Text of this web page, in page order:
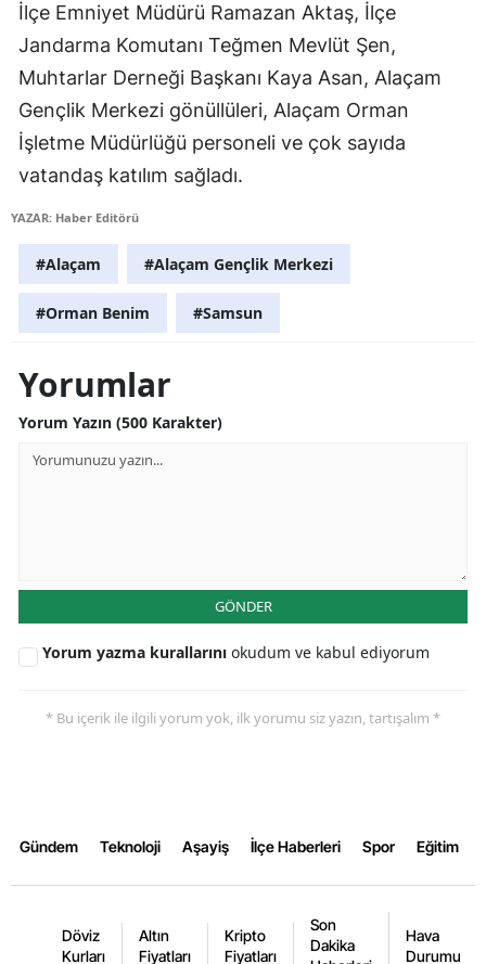
Mersin
İstanbul
İzmir
Kars
Kayseri
Kırklareli
Mardin
Muş
Sakarya
İlçe Emniyet Müdürü Ramazan Aktaş, İlçe
Jandarma Komutanı Teğmen Mevlüt Şen,
Muhtarlar Derneği Başkanı Kaya Asan, Alaçam
Gençlik Merkezi gönüllüleri, Alaçam Orman
İşletme Müdürlüğü personeli ve çok sayıda
vatandaş katılım sağladı.
YAZAR: Haber Editörü
#Alaçam #Alaçam Gençlik Merkezi
#Orman Benim #Samsun
Yorumlar
Yorum Yazın (500 Karakter)
GÖNDER
Yorum yazma kurallarını okudum ve kabul ediyorum
* Bu içerik ile ilgili yorum yok, ilk yorumu siz yazın, tartışalım *
Gündem Teknoloji Aşayiş İlçe Haberleri Spor Eğitim
Döviz
Kurları
Altın
Fiyatları
Kripto
Fiyatları
Son
Dakika
Hava
Durumu